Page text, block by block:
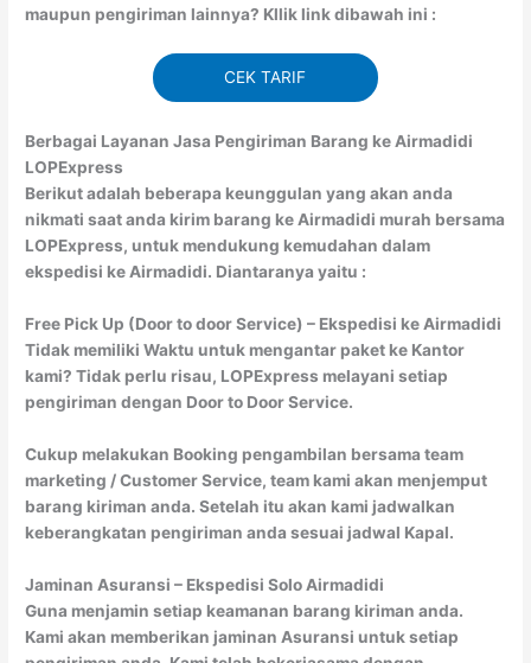
maupun pengiriman lainnya? Kllik link dibawah ini :
CEK TARIF
Berbagai Layanan Jasa Pengiriman Barang ke Airmadidi
LOPExpress
Berikut adalah beberapa keunggulan yang akan anda
nikmati saat anda kirim barang ke Airmadidi murah bersama
LOPExpress, untuk mendukung kemudahan dalam
ekspedisi ke Airmadidi. Diantaranya yaitu :
Free Pick Up (Door to door Service) – Ekspedisi ke Airmadidi
Tidak memiliki Waktu untuk mengantar paket ke Kantor
kami? Tidak perlu risau, LOPExpress melayani setiap
pengiriman dengan Door to Door Service.
Cukup melakukan Booking pengambilan bersama team
marketing / Customer Service, team kami akan menjemput
barang kiriman anda. Setelah itu akan kami jadwalkan
keberangkatan pengiriman anda sesuai jadwal Kapal.
Jaminan Asuransi – Ekspedisi Solo Airmadidi
Guna menjamin setiap keamanan barang kiriman anda.
Kami akan memberikan jaminan Asuransi untuk setiap